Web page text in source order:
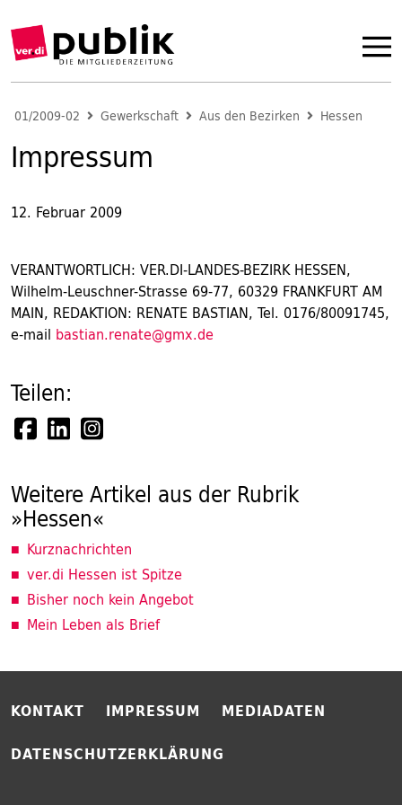
01/2009-02 Gewerkschaft Aus den Bezirken Hessen
Impressum
12. Februar 2009
VERANTWORTLICH: VER.DI-LANDES-BEZIRK HESSEN,
Wilhelm-Leuschner-Strasse 69-77, 60329 FRANKFURT AM
MAIN, REDAKTION: RENATE BASTIAN, Tel. 0176/80091745,
e-mail bastian.renate@gmx.de
Teilen:
Weitere Artikel aus der Rubrik
»Hessen«
Kurznachrichten
ver.di Hessen ist Spitze
Bisher noch kein Angebot
Mein Leben als Brief
KONTAKT IMPRESSUM
MEDIADATEN
DATENSCHUTZERKLÄRUNG